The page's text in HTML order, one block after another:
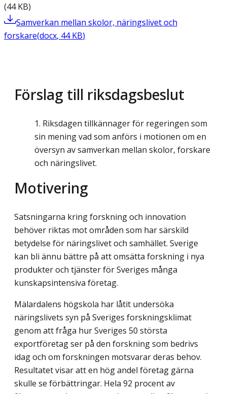
(44 KB)
Samverkan mellan skolor, näringslivet och
forskare(docx, 44 KB)
Förslag till riksdagsbeslut
Riksdagen tillkännager för regeringen som
sin mening vad som anförs i motionen om en
översyn av samverkan mellan skolor, forskare
och näringslivet.
Motivering
Satsningarna kring forskning och innovation
behöver riktas mot områden som har särskild
betydelse för näringslivet och samhället. Sverige
kan bli ännu bättre på att omsätta forskning i nya
produkter och tjänster för Sveriges många
kunskapsintensiva företag.
Mälardalens högskola har låtit undersöka
näringslivets syn på Sveriges forskningsklimat
genom att fråga hur Sveriges 50 största
exportföretag ser på den forskning som bedrivs
idag och om forskningen motsvarar deras behov.
Resultatet visar att en hög andel företag gärna
skulle se förbättringar. Hela 92 procent av